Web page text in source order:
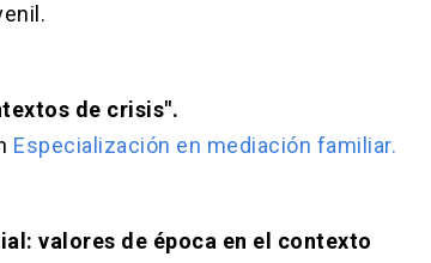
de crisis".
Especialización en mediación familiar.
valores de época en el contexto